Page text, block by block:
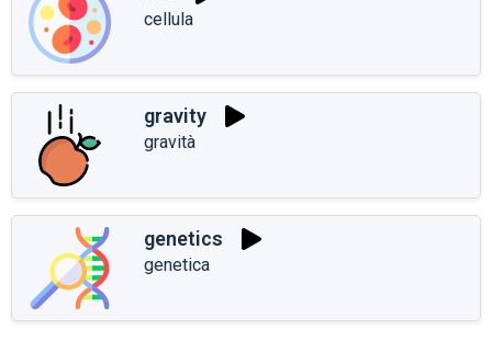
cellula
gravity
gravità
genetics
genetica